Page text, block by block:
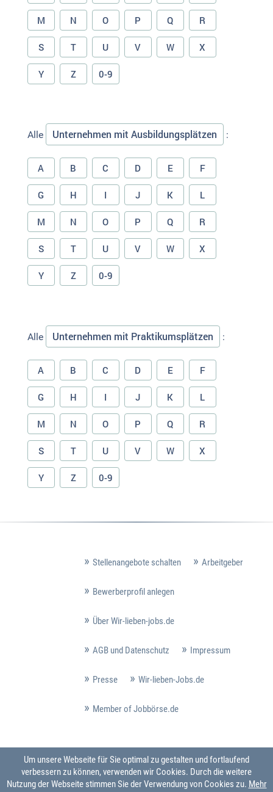
M N O P Q R
S T U V W X
Y Z 0-9
Alle Unternehmen mit Ausbildungsplätzen :
A B C D E F
G H I J K L
M N O P Q R
S T U V W X
Y Z 0-9
Alle Unternehmen mit Praktikumsplätzen :
A B C D E F
G H I J K L
M N O P Q R
S T U V W X
Y Z 0-9
Stellenangebote schalten Arbeitgeber
Bewerberprofil anlegen
Über Wir-lieben-jobs.de
AGB und Datenschutz Impressum
Presse Wir-lieben-Jobs.de
Member of Jobbörse.de
Um unsere Webseite für Sie optimal zu gestalten und fortlaufend
verbessern zu können, verwenden wir Cookies. Durch die weitere
Nutzung der Webseite stimmen Sie der Verwendung von Cookies zu. Mehr